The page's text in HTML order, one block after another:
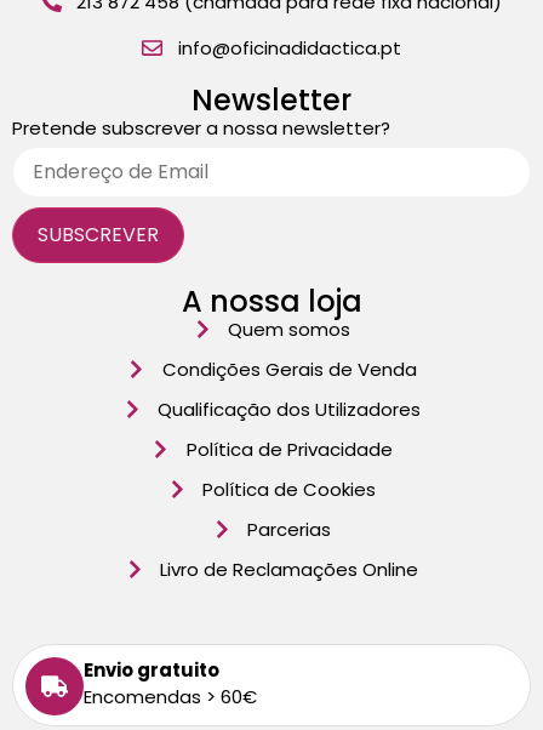
info@oficinadidactica.pt
Newsletter
Pretende subscrever a nossa newsletter?
A nossa loja
Quem somos
Condições Gerais de Venda
Qualificação dos Utilizadores
Política de Privacidade
Política de Cookies
Parcerias
Livro de Reclamações Online
Envio gratuito
Encomendas > 60€